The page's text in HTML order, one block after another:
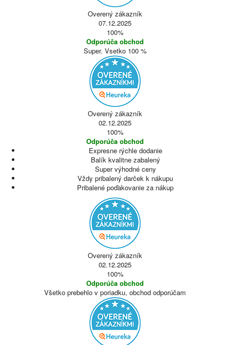
Overený zákazník
07.12.2025
100%
Odporúča obchod
Super. Vsetko 100 %
Overený zákazník
02.12.2025
100%
Odporúča obchod
Expresne rýchle dodanie
Balík kvalitne zabalený
Super výhodné ceny
Vždy pribalený darček k nákupu
Pribalené poďakovanie za nákup
Overený zákazník
02.12.2025
100%
Odporúča obchod
Všetko prebehlo v poriadku, obchod odporúčam